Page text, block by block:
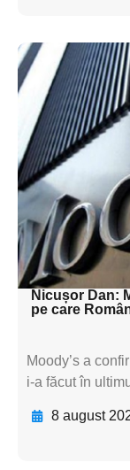
textul
textul
textul
Nicușor Dan:
pe care
Moody’s a
i-a făcut în
8 august